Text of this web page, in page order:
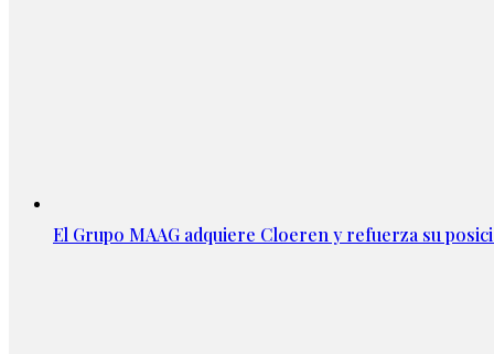
El Grupo MAAG adquiere Cloeren y refuerza su